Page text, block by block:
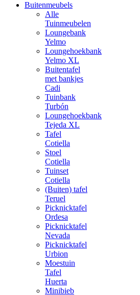
Buitenmeubels
Alle
Tuinmeubelen
Loungebank
Yelmo
Loungehoekbank
Yelmo XL
Buitentafel
met bankjes
Cadi
Tuinbank
Turbón
Loungehoekbank
Tejeda XL
Tafel
Cotiella
Stoel
Cotiella
Tuinset
Cotiella
(Buiten) tafel
Teruel
Picknicktafel
Ordesa
Picknicktafel
Nevada
Picknicktafel
Urbion
Moestuin
Tafel
Huerta
Minibieb